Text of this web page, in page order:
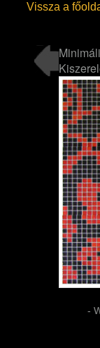
Vissza a
-